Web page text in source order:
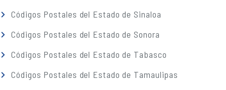
Códigos Postales del Estado de Sinaloa
Códigos Postales del Estado de Sonora
Códigos Postales del Estado de Tabasco
Códigos Postales del Estado de Tamaulipas